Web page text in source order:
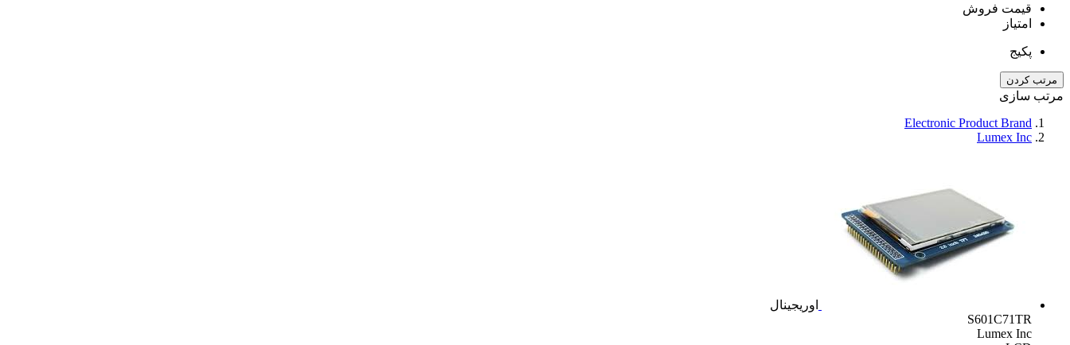
قیمت فروش
امتیاز
پکیج
مرتب کردن
مرتب سازی
Electronic Product Brand
Lumex Inc
اوریجینال
S601C71TR
Lumex Inc